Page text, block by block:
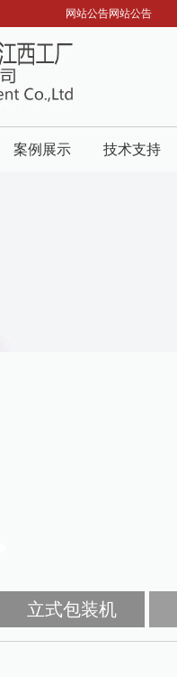
网站公告网站公告
案例展示 技术支持
立式包装机